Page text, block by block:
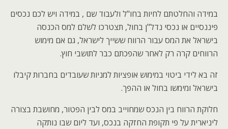
במידה והחלטתם לחיות בחו"ל ולעבוד שם , במידה ויש לכם נכסים
פיננסיים או נכסי נדל"ן בחול, תצטרכו לשלם למס הכנסה
בישראל את המס עבור הרווח ששייך לישראל, גם אם מימוש
הרווחים קרה רק לאחר שהפכתם כבר לתושבי חוץ.
זה בא לידי ביטוי במימוש אופציות למניות שעובדים בחברות קיבלו
בישראל ומימשו בחול או ההפך.
חלוקת הרווח בין הנכס שמחוייב במס לבין הפטור, מחושבת בצורה
ליניארית על פי תקופת החזקה בנכס, ועד ליום שבו נותקה